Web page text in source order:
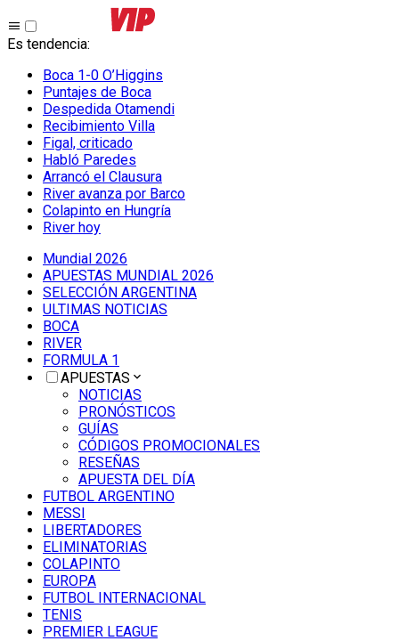
Es tendencia:
Boca 1-0 O’Higgins
Puntajes de Boca
Despedida Otamendi
Recibimiento Villa
Figal, criticado
Habló Paredes
Arrancó el Clausura
River avanza por Barco
Colapinto en Hungría
River hoy
Mundial 2026
APUESTAS MUNDIAL 2026
SELECCIÓN ARGENTINA
ULTIMAS NOTICIAS
BOCA
RIVER
FORMULA 1
APUESTAS
NOTICIAS
PRONÓSTICOS
GUÍAS
CÓDIGOS PROMOCIONALES
RESEÑAS
APUESTA DEL DÍA
FUTBOL ARGENTINO
MESSI
LIBERTADORES
ELIMINATORIAS
COLAPINTO
EUROPA
FUTBOL INTERNACIONAL
TENIS
PREMIER LEAGUE